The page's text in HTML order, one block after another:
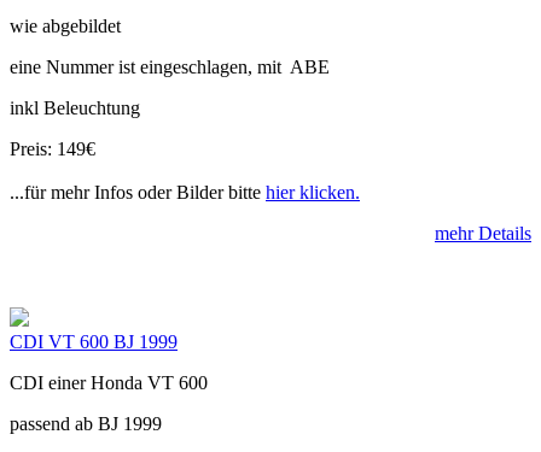
wie abgebildet
eine Nummer ist eingeschlagen, mit ABE
inkl Beleuchtung
Preis: 149€
...für mehr Infos oder Bilder bitte hier klicken.
mehr Details
CDI VT 600 BJ 1999
CDI einer Honda VT 600
passend ab BJ 1999